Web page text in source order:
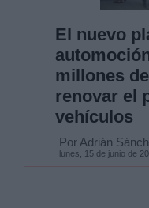
El nuevo
millones
renovar el
vehículos
Por Adrián
lunes, 15 de junio de